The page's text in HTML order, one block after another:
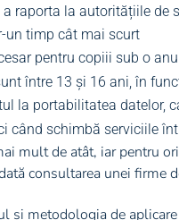
raporta la autoritățiile de
un timp cât mai scurt
pentru copiii sub o
între 13 și 16 ani, în
la portabilitatea datelor,
când schimbă serviciile
mult de atât, iar pentru
consultarea unei firme
și metodologia de